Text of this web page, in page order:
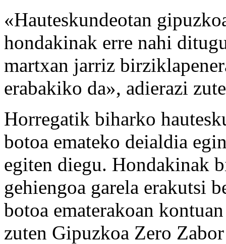
«Hauteskundeotan
hondakinak erre nahi
martxan jarriz
erabakiko da», adierazi
Horregatik biharko
botoa emateko deialdia
egiten diegu. Hondakinak
gehiengoa garela erakutsi
botoa ematerakoan
zuten Gipuzkoa Zero